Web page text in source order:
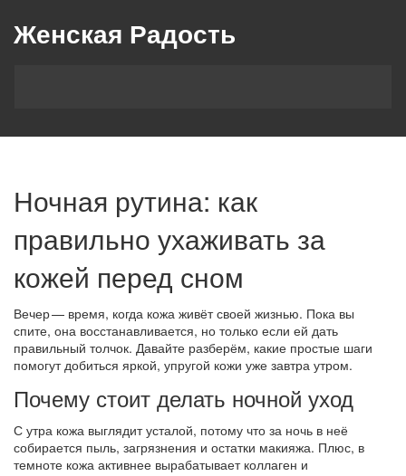
Женская Радость
Ночная рутина: как
правильно ухаживать за
кожей перед сном
Вечер — время, когда кожа живёт своей жизнью. Пока вы
спите, она восстанавливается, но только если ей дать
правильный толчок. Давайте разберём, какие простые шаги
помогут добиться яркой, упругой кожи уже завтра утром.
Почему стоит делать ночной уход
С утра кожа выглядит усталой, потому что за ночь в неё
собирается пыль, загрязнения и остатки макияжа. Плюс, в
темноте кожа активнее вырабатывает коллаген и